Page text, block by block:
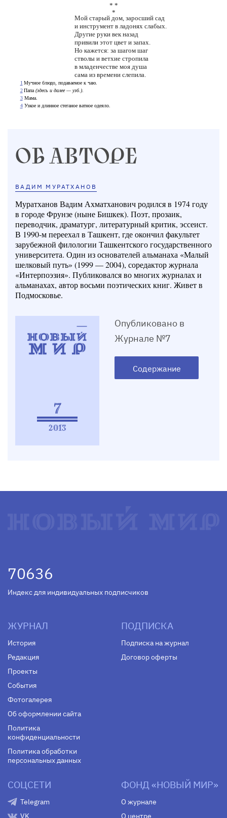
* *
*
Мой старый дом, заросший сад
и инструмент в ладонях слабых.
Другие руки век назад
привили этот цвет и запах.
Но кажется: за шагом шаг
стволы и ветхие стропила
в младенчестве моя душа
сама из времени слепила.
1 Мучное блюдо, подаваемое к чаю.
2 Папа (здесь и далее — узб.).
3Мама.
4Узкое и длинное стеганое ватное одеяло.
ОБ АВТОРЕ
ВАДИМ МУРАТХАНОВ
Муратханов Вадим Ахматханович родился в 1974 году
в городе Фрунзе (ныне Бишкек). Поэт, прозаик,
переводчик, драматург, литературный критик, эссеист.
В 1990-м переехал в Ташкент, где окончил факультет
зарубежной филологии Таш­кентского государственного
университета. Один из основателей альманаха «Малый
шел­ковый путь» (1999 — 2004), соредактор журнала
«Интерпоэзия». Публиковался во многих журналах и
альманахах, автор восьми поэтических книг. Живет в
Подмосковье.
7
2013
Опубликовано в
Журнале №7
Содержание
70636
Индекс для индивидуальных подписчиков
ЖУРНАЛ
История
Редакция
Проекты
События
Фотогалерея
Об оформлении сайта
Политика
конфиденциальности
Политика обработки
персональных данных
ПОДПИСКА
Подписка на журнал
Договор оферты
СОЦСЕТИ
Telegram
VK
ФОНД «НОВЫЙ МИР»
О журнале
О центре